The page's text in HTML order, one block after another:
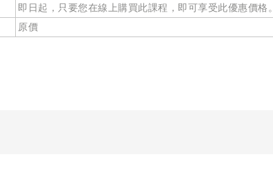
即日起，只要您在線上購買此課程，即可享受此優惠價格。
原價